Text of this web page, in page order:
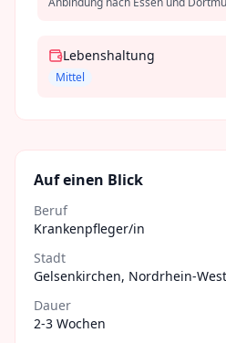
Lebenshaltung
Mittel
Auf einen Blick
Beruf
Krankenpfleger/in
Stadt
Gelsenkirchen, Nordrhein-
Dauer
2-3 Wochen